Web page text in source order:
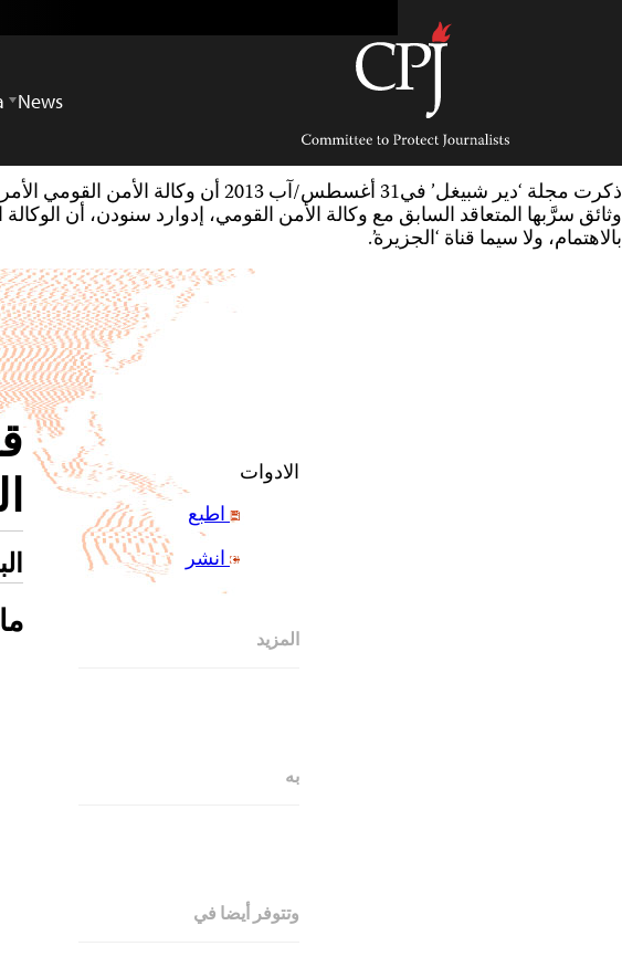
Committee
Protect
Journalists
News
ذكرت مجلة ‘دير شبيغل’ في31 أغسطس/
وثائق سرَّبها المتعاقد السابق مع وكالة الأمن القومي، إدوارد سنودن، أن
بالاهتمام، ولا سيما قناة ‘الجزيرة’.
الادوات
اطبع
انشر
المزيد
به
وتتوفر أيضا في